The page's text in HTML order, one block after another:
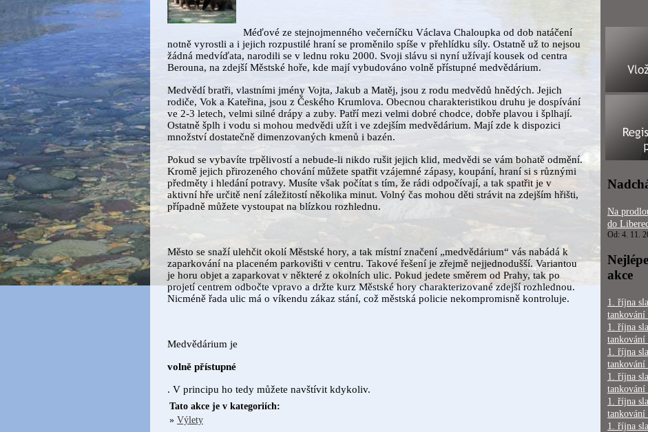
Méďové ze stejnojmenného večerníčku Václava Chaloupka od dob natáčení
notně vyrostli a i jejich rozpustilé hraní se proměnilo spíše v přehlídku síly. Ostatně už to nejsou
žádná medvíďata, narodili se v lednu roku 2000. Svoji slávu si nyní užívají kousek od centra
Berouna, na zdejší Městské hoře, kde mají vybudováno volně přístupné medvědárium.
Medvědí bratři, vlastními jmény Vojta, Jakub a Matěj, jsou z rodu medvědů hnědých. Jejich
rodiče, Vok a Kateřina, jsou z Českého Krumlova. Obecnou charakteristikou druhu je dospívání
ve 2-3 letech, velmi silné drápy a zuby. Patří mezi velmi dobré chodce, dobře plavou i šplhají.
Ostatně šplh i vodu si mohou medvědi užít i ve zdejším medvědárium. Mají zde k dispozici
množství dostatečně dimenzovaných kmenů i bazén.
Pokud se vybavíte trpělivostí a nebude-li nikdo rušit jejich klid, medvědi se vám bohatě odmění.
Kromě jejich přirozeného chování můžete spatřit vzájemné zápasy, koupání, hraní si s různými
předměty i hledání potravy. Musíte však počítat s tím, že rádi odpočívají, a tak spatřit je v
aktivní hře určitě není záležitostí několika minut. Volný čas mohou děti strávit na zdejším hřišti,
případně můžete vystoupat na blízkou rozhlednu.
Město se snaží ulehčit okolí Městské hory, a tak místní značení „medvědárium“ vás nabádá k
zaparkování na placeném parkovišti v centru. Takové řešení je zřejmě nejjednodušší. Variantou
je horu objet a zaparkovat v některé z okolních ulic. Pokud jedete směrem od Prahy, tak po
projetí centrem odbočte vpravo a držte kurz Městské hory charakterizované zdejší rozhlednou.
Nicméně řada ulic má o víkendu zákaz stání, což městská policie nekompromisně kontroluje.
Medvědárium je
volně přístupné
. V principu ho tedy můžete navštívit kdykoliv.
Tato akce je v kategoriích:
» Výlety
Na
do
Od: 4. 11.
akce
1. října
tankování
1. října
tankování
1. října
tankování
1. října
tankování
1. října
tankování
1. října